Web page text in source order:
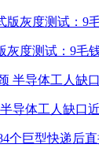
灰度测试：9毛
导体工人缺口